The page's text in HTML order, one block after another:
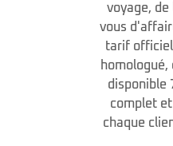
voyage,
vous
tarif
disponible
complet
chaque